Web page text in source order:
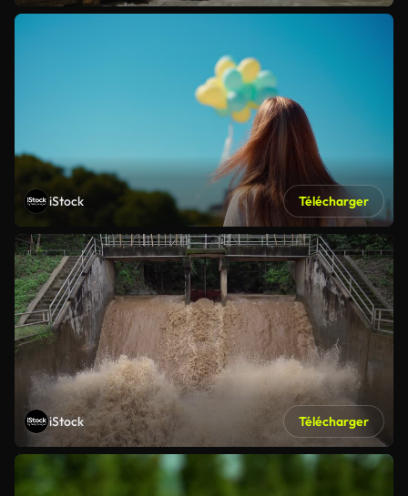
iStock Télécharger
iStock Télécharger